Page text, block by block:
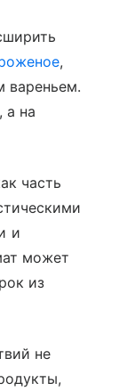
,
вареньем.
а на
часть
и
может
из
не